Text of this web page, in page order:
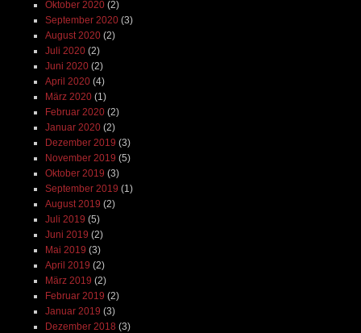
Oktober 2020(2)
September 2020(3)
August 2020(2)
Juli 2020(2)
Juni 2020(2)
April 2020(4)
März 2020(1)
Februar 2020(2)
Januar 2020(2)
Dezember 2019 (3)
November 2019 (5)
Oktober 2019 (3)
September 2019 (1)
August 2019 (2)
Juli 2019 (5)
Juni 2019 (2)
Mai 2019 (3)
April 2019 (2)
März 2019 (2)
Februar 2019 (2)
Januar 2019 (3)
Dezember 2018 (3)